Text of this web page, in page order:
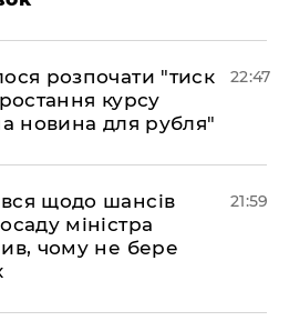
розпочати "тиск
курсу
новина для рубля"
22:47
щодо шансів
міністра
чому не бере
21:59